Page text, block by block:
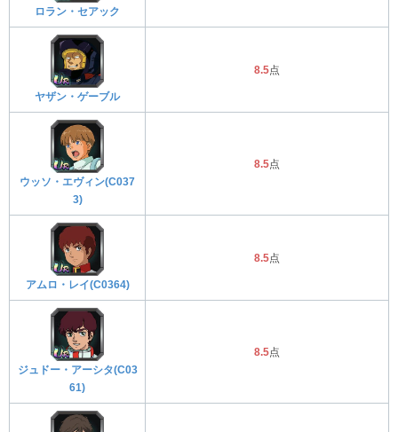
ロラン・セアック
ヤザン・ゲーブル
8.5点
ウッソ・エヴィン(C037
3)
8.5点
アムロ・レイ(C0364)
8.5点
ジュドー・アーシタ(C03
61)
8.5点